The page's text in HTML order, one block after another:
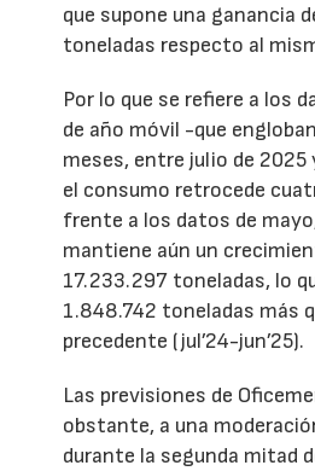
que supone una ganancia
toneladas respecto al
Por lo que se refiere a los
de año móvil -que
meses, entre julio de 2025
el consumo retrocede
frente a los datos de
mantiene aún un
17.233.297 toneladas, lo
1.848.742 toneladas más
precedente (jul’24-jun’25).
Las previsiones de
obstante, a una
durante la segunda mitad